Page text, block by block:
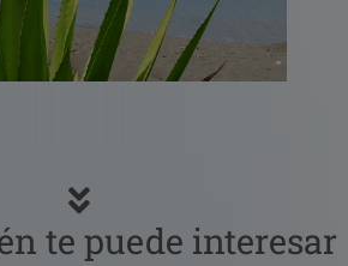
te puede interesar